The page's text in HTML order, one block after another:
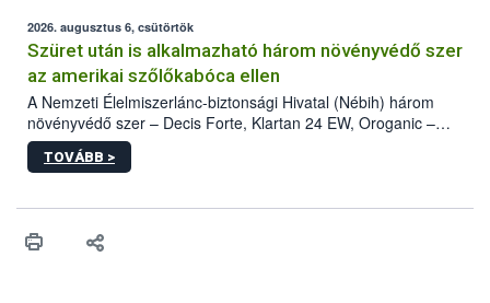
az intenzív felderítést, emellett az intézkedéseket a szlovák
hatósággal is összehangolják a terjedés megállítása érdekében.
2026. augusztus 6, csütörtök
Szüret után is alkalmazható három növényvédő szer
az amerikai szőlőkabóca ellen
A Nemzeti Élelmiszerlánc-biztonsági Hivatal (Nébih) három
növényvédő szer – Decis Forte, Klartan 24 EW, Oroganic –
engedélyokiratát módosította, így azok a szüretet követően,
egészen a vesszőérettség (BBCH 91) stádiumáig
érésű szőlőkben is legyen lehetőség a károsító elleni további
felhasználók számára is elérhető és ökológiai termesztésben is
TOVÁBB >